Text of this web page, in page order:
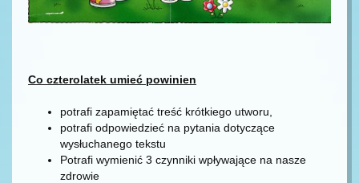
Co czterolatek umieć powinien
potrafi zapamiętać treść krótkiego utworu,
potrafi odpowiedzieć na pytania dotyczące
wysłuchanego tekstu
Potrafi wymienić 3 czynniki wpływające na nasze
zdrowie